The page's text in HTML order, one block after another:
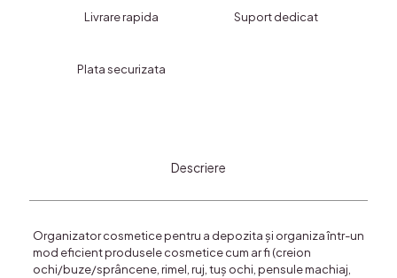
Livrare rapida Suport dedicat
Plata securizata
Descriere
Organizator cosmetice pentru a depozita și organiza într-un
mod eficient produsele cosmetice cum ar fi (creion
ochi/buze/sprâncene, rimel, ruj, tuș ochi, pensule machiaj,